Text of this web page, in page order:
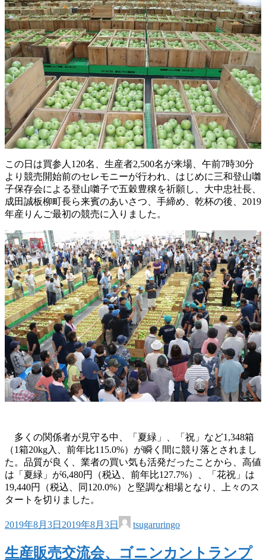
この日は買参人120名、生産者2,500名が来場、午前7時30分
より競売開始前のセレモニーが行われ、はじめに三和登山囃
子保存会による登山囃子で五穀豊穣を祈願し、大中忠社長、
成田誠板柳町長ら来賓のあいさつ、手締め、乾杯の後、2019
年産りんご最初の競売に入りました。
多くの関係者が見守る中、「夏緑」、「祝」など1,348箱
（1箱20kg入、前年比115.0%）が瞬く間に競り落とされまし
た。品質が良く、業者の買い気も活発だったことから、高値
は「夏緑」が6,480円（税込、前年比127.7%）、「花祝」は
19,440円（税込、同120.0%）と堅調な相場となり、上々のス
タートを切りました。
2019年8月3日 2019年8月3日 tsugaruringo
生産販売交流会、ゴニンカントランプ